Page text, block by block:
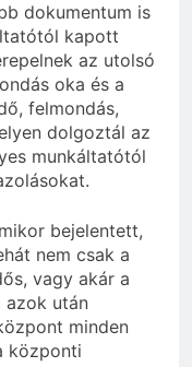
dokumentum is
kapott
az utolsó
oka és a
felmondás,
dolgoztál az
munkáltatótól
bejelentett,
nem csak a
vagy akár a
azok után
minden
központi